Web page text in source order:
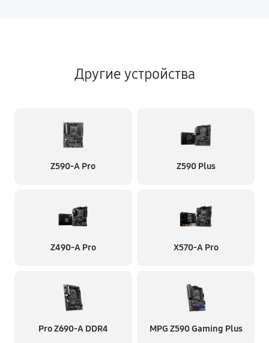
Другие устройства
Z590-A Pro Z590 Plus
Z490-A Pro X570-A Pro
Pro Z690-A DDR4 MPG Z590 Gaming Plus